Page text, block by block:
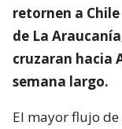
retornen a
de La
cruzaran hacia
semana largo.
El mayor flujo